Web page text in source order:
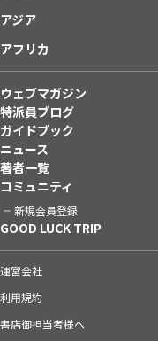
アジア
アフリカ
ウェブマガジン
特派員ブログ
ガイドブック
ニュース
著者一覧
コミュニティ
新規会員登録
GOOD LUCK TRIP
運営会社
利用規約
書店御担当者様へ